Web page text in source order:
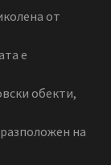
от
е
обекти,
на